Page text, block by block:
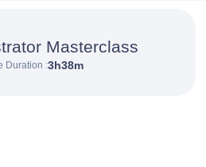
Masterclass
Duration :3h38m